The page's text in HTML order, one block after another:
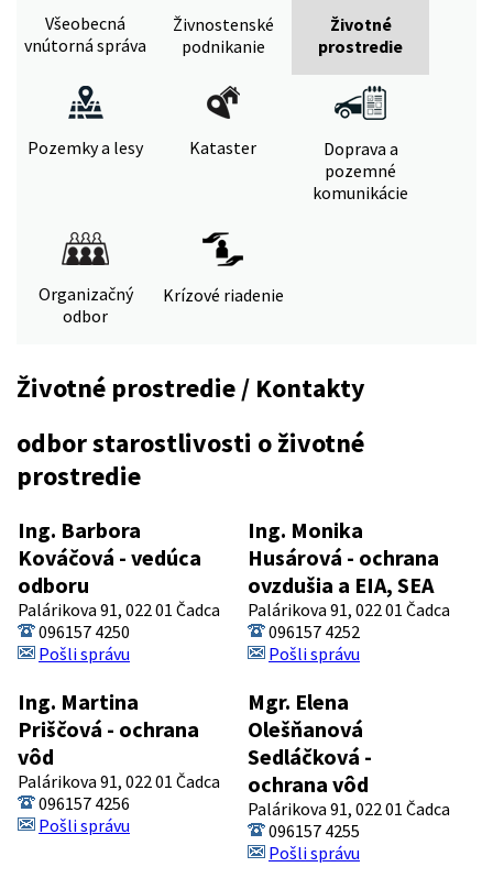
Všeobecná
vnútorná správa
Živnostenské
podnikanie
Životné
prostredie
Pozemky a lesy Kataster
Doprava a
pozemné
komunikácie
Organizačný
odbor
Krízové riadenie
Životné prostredie / Kontakty
odbor starostlivosti o životné
prostredie
Ing. Barbora
Kováčová - vedúca
odboru
Palárikova 91, 022 01 Čadca
096157 4250
Pošli správu
Ing. Monika
Husárová - ochrana
ovzdušia a EIA, SEA
Palárikova 91, 022 01 Čadca
096157 4252
Pošli správu
Ing. Martina
Priščová - ochrana
vôd
Palárikova 91, 022 01 Čadca
096157 4256
Pošli správu
Mgr. Elena
Olešňanová
Sedláčková -
ochrana vôd
Palárikova 91, 022 01 Čadca
096157 4255
Pošli správu